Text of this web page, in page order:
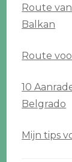
Route
Balkan
Route
10
Belgrado
Mijn tips